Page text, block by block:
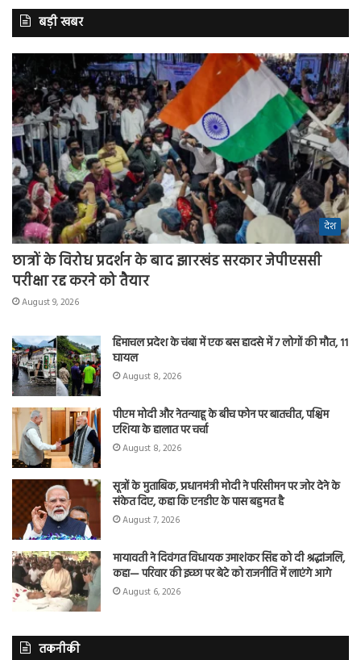
बड़ी खबर
देश
छात्रों के विरोध प्रदर्शन के बाद झारखंड सरकार जेपीएससी
परीक्षा रद्द करने को तैयार
August 9, 2026
हिमाचल प्रदेश के चंबा में एक बस हादसे में 7 लोगों की मौत, 11
घायल
August 8, 2026
पीएम मोदी और नेतन्याहू के बीच फोन पर बातचीत, पश्चिम
एशिया के हालात पर चर्चा
August 8, 2026
सूत्रों के मुताबिक, प्रधानमंत्री मोदी ने परिसीमन पर जोर देने के
संकेत दिए, कहा कि एनडीए के पास बहुमत है
August 7, 2026
मायावती ने दिवंगत विधायक उमाशंकर सिंह को दी श्रद्धांजलि,
कहा— परिवार की इच्छा पर बेटे को राजनीति में लाएंगे आगे
August 6, 2026
तकनीकी